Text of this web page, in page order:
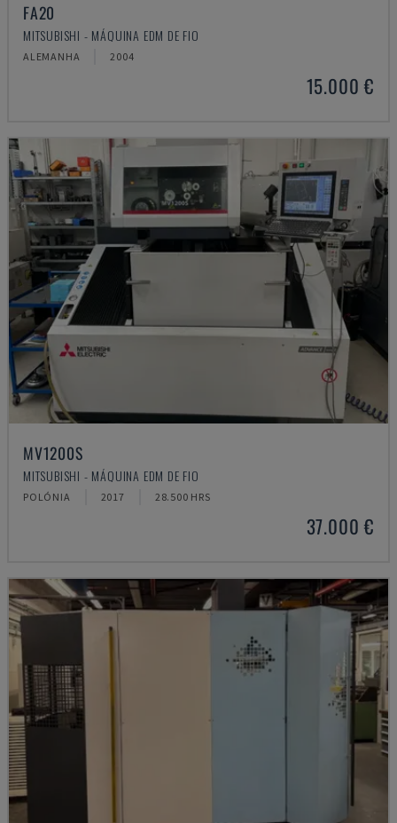
FA20
MITSUBISHI - MÁQUINA EDM DE FIO
ALEMANHA 2004
15.000 €
MV1200S
MITSUBISHI - MÁQUINA EDM DE FIO
POLÓNIA 2017 28.500 HRS
37.000 €